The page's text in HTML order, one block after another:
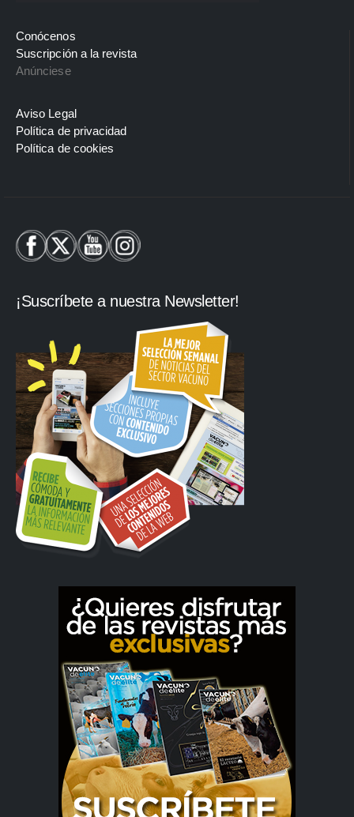
Conócenos
Suscripción a la revista
Anúnciese
Aviso Legal
Política de privacidad
Política de cookies
¡Suscríbete a nuestra Newsletter!